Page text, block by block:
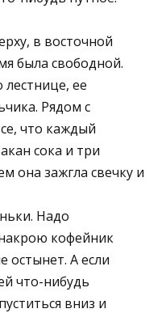
в восточной
была свободной.
ее
Рядом с
что каждый
сока и три
она зажгла свечку и
Надо
кофейник
остынет. А если
что-нибудь
вниз и